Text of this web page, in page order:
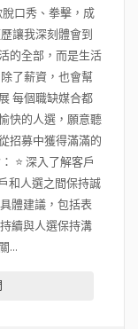
口秀、拳擊，成
讓我深刻體會到
的全部，而是生活
了薪資，也會幫
每個職缺媒合都
快的人選，願意聽
招募中獲得滿滿的
⭐ 深入了解客戶
和人選之間保持誠
體建議，包括表
續與人選保持溝
...